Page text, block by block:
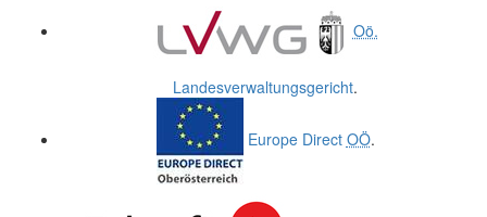
Oö.
Landesverwaltungsgericht.
Europe Direct OÖ.